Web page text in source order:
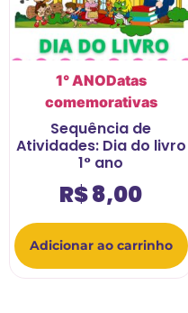
1° ANODatas
comemorativas
Sequência de
Atividades: Dia do livro
1° ano
R$8,00
Adicionar ao carrinho